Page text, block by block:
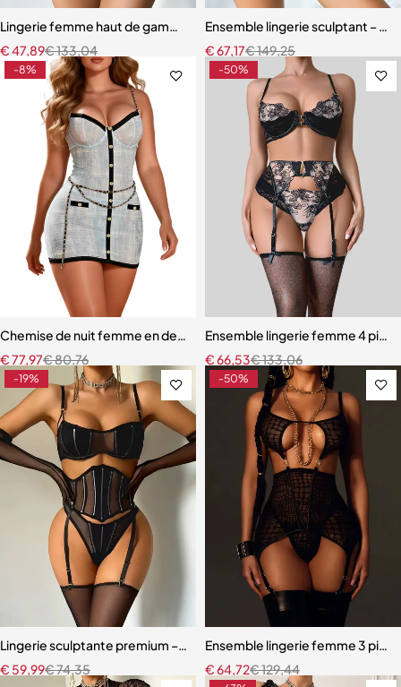
Lingerie femme haut de gamme – Soutien-gorge à armatures et
€133,04
€47,89
Ensemble lingerie sculptant –
€149,25
€67,17
-8%
Chemise de nuit femme en dentelle bleue – Babydoll avec
€80,76
€77,97
-50%
Ensemble lingerie femme 4
€133,06
€66,53
-19%
Lingerie sculptante premium – Ensemble cinq pièces en maille ultra-
€74,35
€ 59,99
-50%
Ensemble lingerie femme 3
€129,44
€64,72